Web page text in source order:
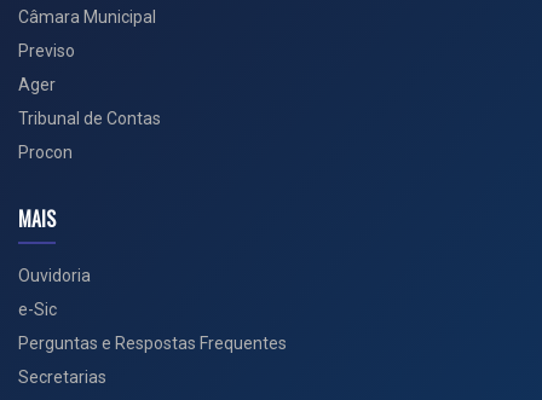
Câmara Municipal
Previso
Ager
Tribunal de Contas
Procon
MAIS
Ouvidoria
e-Sic
Perguntas e Respostas Frequentes
Secretarias